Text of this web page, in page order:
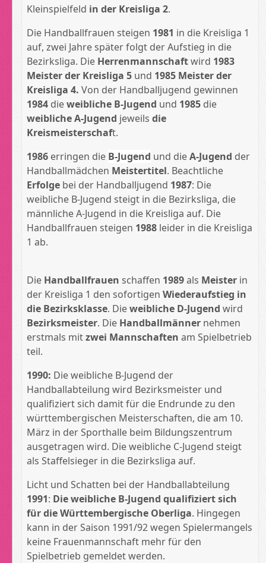
Kleinspielfeld in der Kreisliga 2.
Die Handballfrauen steigen 1981 in die Kreisliga 1
auf, zwei Jahre später folgt der Aufstieg in die
Bezirksliga. Die Herrenmannschaftwird 1983
Meister der Kreisliga 5 und 1985 Meister der
Kreisliga 4. Von der Handballjugend gewinnen
1984 dieweibliche B-Jugend und 1985 die
weibliche A-Jugend jeweilsdie
Kreismeisterschaft.
1986 erringen die B-Jugend und dieA-Jugend der
Handballmädchen Meistertitel. Beachtliche
Erfolge bei der Handballjugend 1987: Die
weibliche B-Jugend steigt in die Bezirksliga, die
männliche A-Jugend in die Kreisliga auf. Die
Handballfrauen steigen 1988 leider in die Kreisliga
1 ab.
Die Handballfrauen schaffen 1989als Meister in
der Kreisliga 1 den sofortigenWiederaufstieg in
die Bezirksklasse. Dieweibliche D-Jugend wird
Bezirksmeister. Die Handballmänner nehmen
erstmals mitzwei Mannschaften am Spielbetrieb
teil.
1990: Die weibliche B-Jugend der
Handballabteilung wird Bezirksmeister und
qualifiziert sich damit für die Endrunde zu den
württembergischen Meisterschaften, die am 10.
März in der Sporthalle beim Bildungszentrum
ausgetragen wird. Die weibliche C-Jugend steigt
als Staffelsieger in die Bezirksliga auf.
Licht und Schatten bei der Handballabteilung
1991: Die weibliche B-Jugend qualifiziert sich
für die Württembergische Oberliga. Hingegen
kann in der Saison 1991/92 wegen Spielermangels
keine Frauenmannschaft mehr für den
Spielbetrieb gemeldet werden.